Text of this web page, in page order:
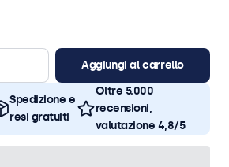
Aggiungi al carrello
Spedizione e
resi gratuiti
Oltre 5.000
recensioni,
valutazione 4,8/5